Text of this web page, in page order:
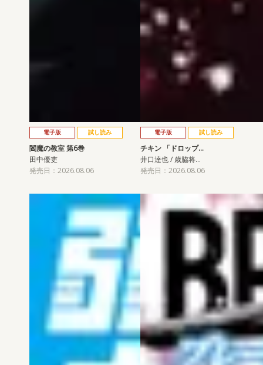
電子版 試し読み
閻魔の教室 第6巻
田中優吏
発売日：2026.08.06
電子版 試し読み
チキン 「ドロップ…
井口達也 / 歳脇将…
発売日：2026.08.06